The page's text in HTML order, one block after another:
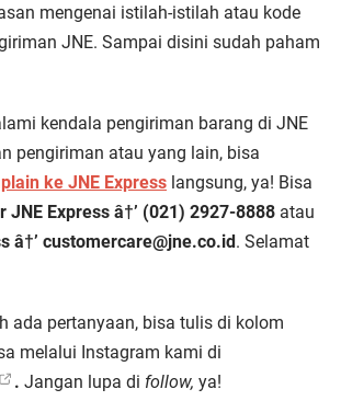
mengenai istilah-istilah atau kode
JNE. Sampai disini sudah paham
kendala pengiriman barang di JNE
pengiriman atau yang lain, bisa
ke JNE Express langsung, ya! Bisa
JNE Express â†’ (021) 2927-8888 atau
â†’ customercare@jne.co.id. Selamat
ada pertanyaan, bisa tulis di kolom
melalui Instagram kami di
. Jangan lupa di follow, ya!